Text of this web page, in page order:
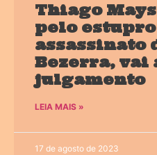
Thiago
pelo estupro
assassinato
Bezerra, vai
julgamento
LEIA MAIS »
17 de agosto de 2023